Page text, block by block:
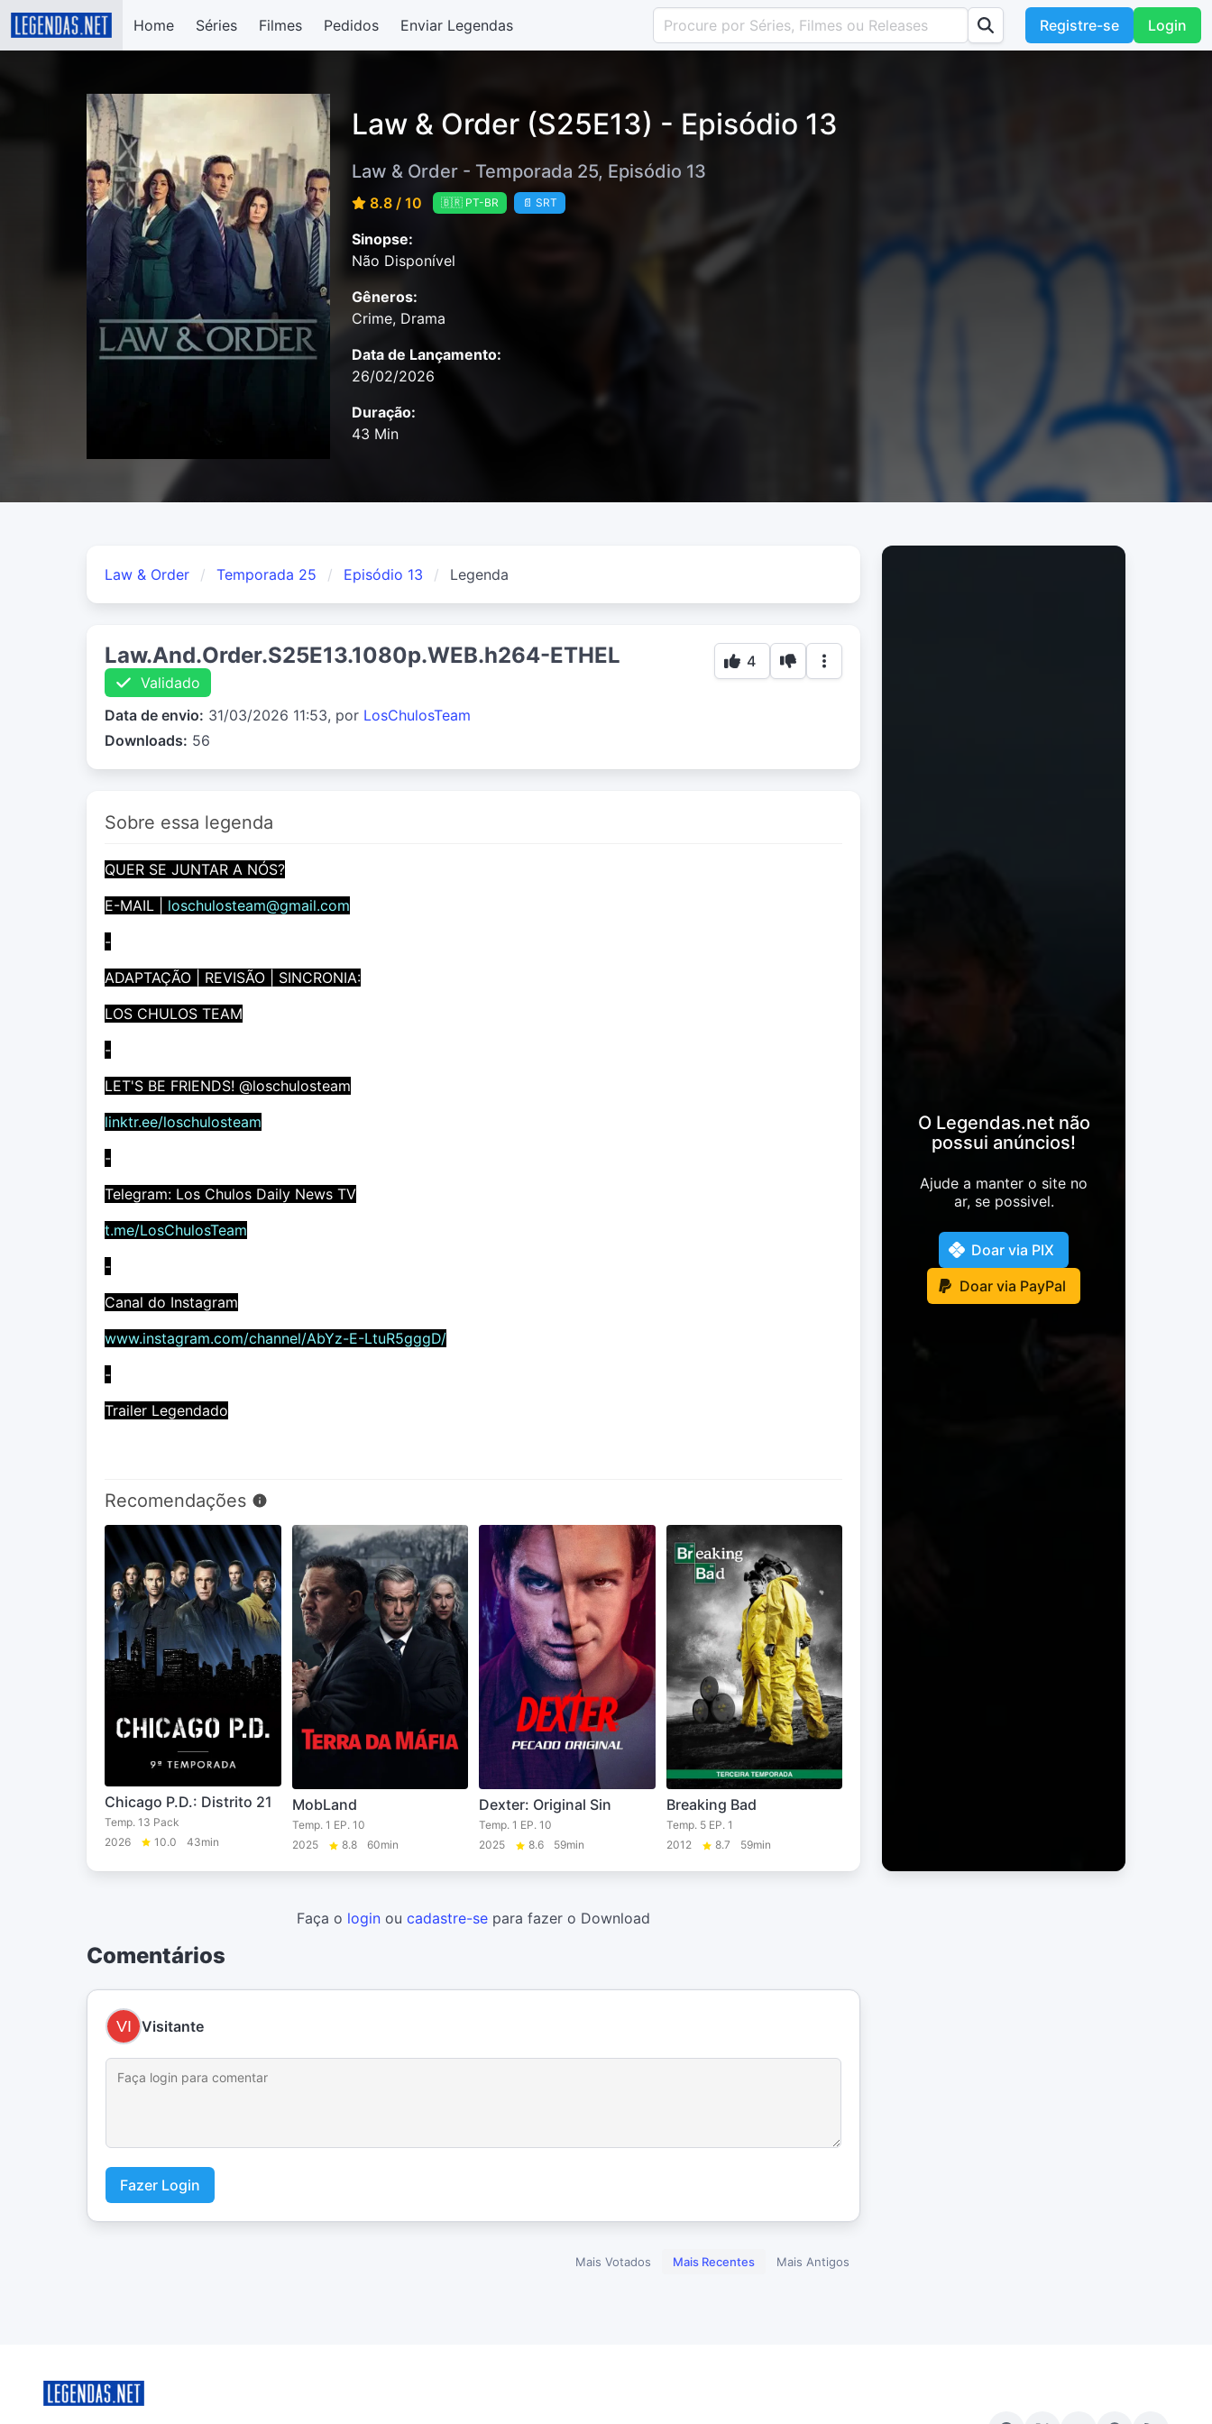
Home Séries Filmes Pedidos Enviar Legendas Registre-se Login
Law & Order (S25E13) - Episódio 13
Law & Order - Temporada 25, Episódio 13
8.8 / 10 🇧🇷 PT-BR 📄 SRT
Sinopse:
Não Disponível
Gêneros:
Crime, Drama
Data de Lançamento:
26/02/2026
Duração:
43 Min
Law & Order Temporada 25 Episódio 13 Legenda
Law.And.Order.S25E13.1080p.WEB.h264-ETHEL
Validado
Data de envio: 31/03/2026 11:53, por LosChulosTeam
Downloads: 56
4
Sobre essa legenda
QUER SE JUNTAR A NÓS?
E-MAIL |
loschulosteam@gmail.com
-
ADAPTAÇÃO | REVISÃO | SINCRONIA:
LOS CHULOS TEAM
-
LET'S BE FRIENDS! @loschulosteam
linktr.ee/loschulosteam
-
Telegram: Los Chulos Daily News TV
t.me/LosChulosTeam
-
Canal do Instagram
www.instagram.com/channel/AbYz-E-LtuR5gggD/
-
Trailer Legendado
Recomendações
Chicago P.D.: Distrito 21
Temp. 13 Pack
2026
10.0 43min
MobLand
Temp. 1 EP. 10
2025
8.8 60min
Dexter: Original Sin
Temp. 1 EP. 10
2025
8.6 59min
Breaking Bad
Temp. 5 EP. 1
2012
8.7 59min
O Legendas.net não
possui anúncios!
Ajude a manter o site no
ar, se possivel.
Doar via PIX
Doar via PayPal
Faça o login ou cadastre-se para fazer o Download
Comentários
Visitante
Fazer Login
Mais Votados Mais Recentes Mais Antigos